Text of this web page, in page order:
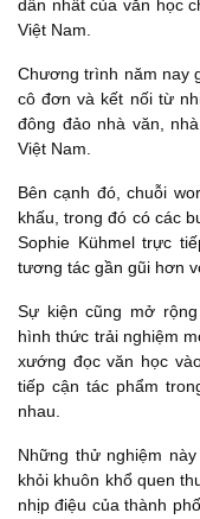
dẫn nhất của văn học
Việt Nam.
Chương trình năm nay
cô đơn và kết nối từ
đông đảo nhà văn,
Việt Nam.
Bên cạnh đó, chuỗi
khấu, trong đó có các
Sophie Kühmel trực
tương tác gần gũi hơn
Sự kiện cũng mở
hình thức trải nghiệm
xướng đọc văn học
tiếp cận tác phẩm
nhau.
Những thử nghiệm
khỏi khuôn khổ quen
nhịp điệu của thành